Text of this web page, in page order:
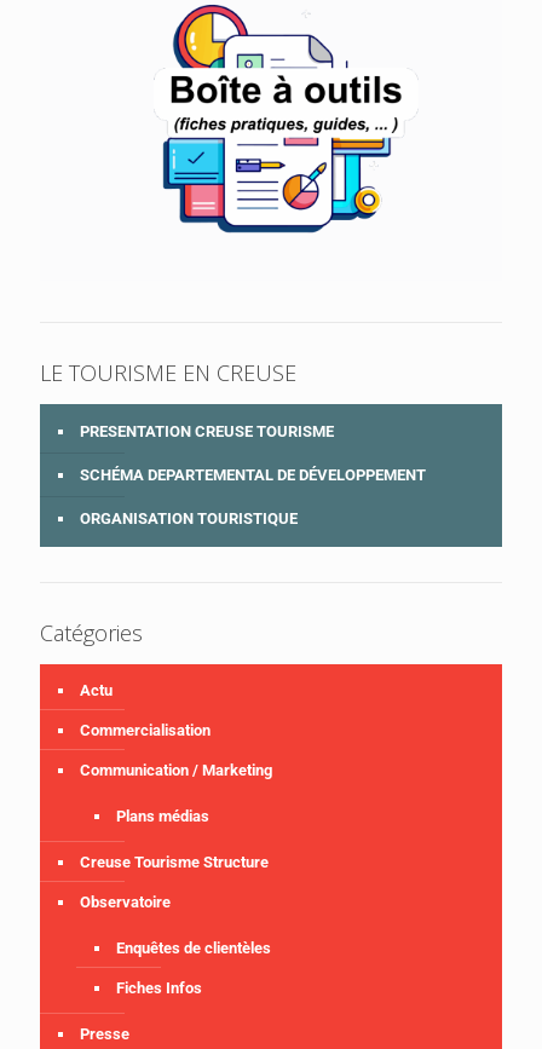
LE TOURISME EN CREUSE
PRESENTATION CREUSE TOURISME
SCHÉMA DEPARTEMENTAL DE DÉVELOPPEMENT
ORGANISATION TOURISTIQUE
Catégories
Actu
Commercialisation
Communication / Marketing
Plans médias
Creuse Tourisme Structure
Observatoire
Enquêtes de clientèles
Fiches Infos
Presse